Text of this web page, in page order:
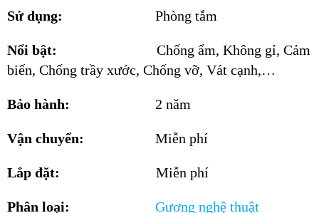
Sử dụng: Phòng tắm
Nổi bật: Chống ẩm, Không gỉ, Cảm
biến, Chống trầy xước, Chống vỡ, Vát cạnh,…
Bảo hành: 2 năm
Vận chuyển: Miễn phí
Lắp đặt: Miễn phí
Phân loại: Gương nghệ thuật